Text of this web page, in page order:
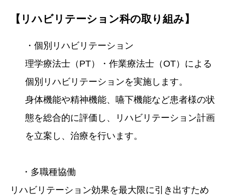
【リハビリテーション科の取り組み】
・個別リハビリテーション
理学療法士（PT）・作業療法士（OT）による
個別リハビリテーションを実施します。
身体機能や精神機能、嚥下機能など患者様の状
態を総合的に評価し、リハビリテーション計画
を立案し、治療を行います。
・多職種協働
リハビリテーション効果を最大限に引き出すため